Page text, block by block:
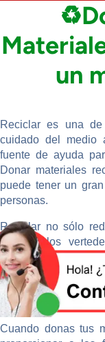
un
Reciclar es una
cuidado del medio
fuente de ayuda
Donar materiales
puede tener un
personas.
Reciclar no sólo
parar a los
contribuye a la
ahorrar costos en
reciclables puede
benéficas que
Cuando donas tus